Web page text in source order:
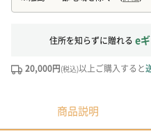
住所を知らずに贈れる e
20,000円(税込)以上ご購入すると
商品説明